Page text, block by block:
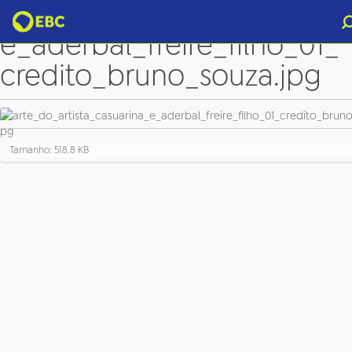
arte_do_artista_casuarina_
e_aderbal_freire_filho_01_
credito_bruno_souza.jpg
C
l
Tamanho: 518.8 KB